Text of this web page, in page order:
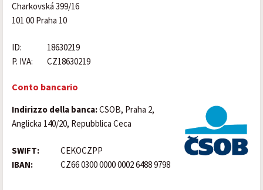
Charkovská 399/16
101 00 Praha 10
ID:
18630219
P. IVA:
CZ18630219
Conto bancario
Indirizzo della banca:CSOB, Praha 2,
Anglicka 140/20, Repubblica Ceca
SWIFT:
CEKOCZPP
IBAN:
CZ66 0300 0000 0002 6488 9798